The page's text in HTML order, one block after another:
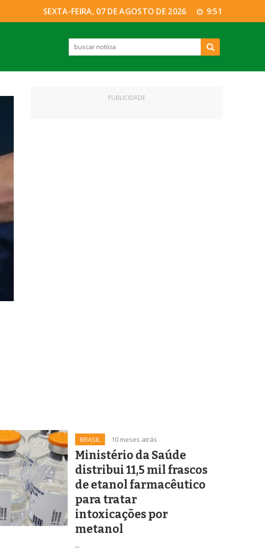
SEXTA-FEIRA, 07 DE AGOSTO DE 2026 9:51
PUBLICIDADE
BRASIL 10 meses atrás
Ministério da Saúde
distribui 11,5 mil frascos
de etanol farmacêutico
para tratar
intoxicações por
metanol
...